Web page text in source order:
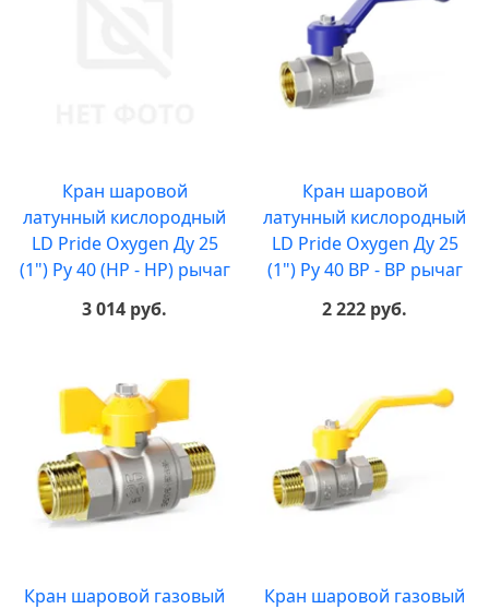
Кран шаровой
латунный кислородный
LD Pride Oxygen Ду 25
(1") Ру 40 (НР - НР) рычаг
3 014 руб.
Кран шаровой
латунный кислородный
LD Pride Oxygen Ду 25
(1") Ру 40 ВР - ВР рычаг
2 222 руб.
Кран шаровой газовый
Кран шаровой газовый